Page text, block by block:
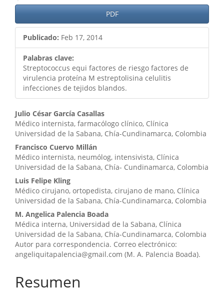
PDF
Publicado: Feb 17, 2014
Palabras clave:
Streptococcus equi factores de riesgo factores de
virulencia proteína M estreptolisina celulitis
infecciones de tejidos blandos.
Contenido
principal
del
artículo
Julio César García Casallas
Médico internista, farmacólogo clínico, Clínica
Universidad de la Sabana, Chía-Cundinamarca, Colombia
Francisco Cuervo Millán
Médico internista, neumólog, intensivista, Clínica
Universidad de la Sabana, Chía- Cundinamarca, Colombia
Luis Felipe Kling
Médico cirujano, ortopedista, cirujano de mano, Clínica
Universidad de la Sabana, Chía-Cundinamarca, Colombia
M. Angelica Palencia Boada
Médica interna, Universidad de la Sabana, Clínica
Universidad de la Sabana, Chía-Cundinamarca, Colombia
Autor para correspondencia. Correo electrónico:
angeliquitapalencia@gmail.com (M. A. Palencia Boada).
Resumen